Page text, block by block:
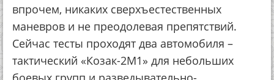
впрочем, никаких сверхъестественных
маневров и не преодолевая препятствий.
Сейчас тесты проходят два автомобиля –
тактический «Козак-2М1» для небольших